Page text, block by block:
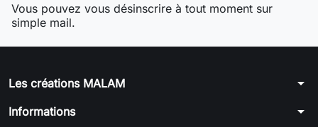
Vous pouvez vous désinscrire à tout moment sur
simple mail.
Les créations MALAM arrow_drop_down
Informations arrow_drop_down